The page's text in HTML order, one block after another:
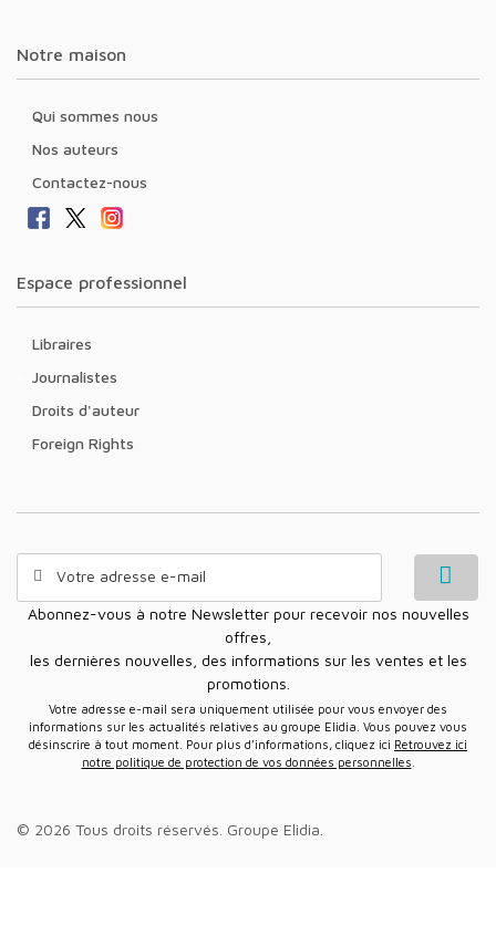
Notre maison
Qui sommes nous
Nos auteurs
Contactez-nous
Espace professionnel
Libraires
Journalistes
Droits d'auteur
Foreign Rights
Abonnez-vous à notre Newsletter pour recevoir nos nouvelles
offres,
les dernières nouvelles, des informations sur les ventes et les
promotions.
Votre adresse e-mail sera uniquement utilisée pour vous envoyer des
informations sur les actualités relatives au groupe Elidia. Vous pouvez vous
désinscrire à tout moment. Pour plus d’informations, cliquez ici Retrouvez ici
notre politique de protection de vos données personnelles
© 2026 Tous droits réservés. Groupe Elidia